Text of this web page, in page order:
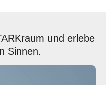
und erlebe
Sinnen.